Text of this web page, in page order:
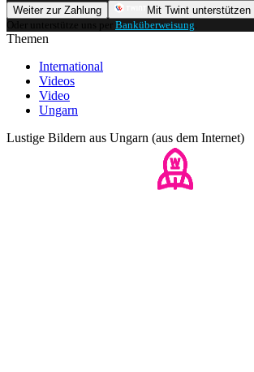
Weiter zur Zahlung
Mit Twint unterstützen
Oder unterstütze uns per Banküberweisung
Themen
International
Videos
Video
Ungarn
Lustige Bildern aus Ungarn (aus dem Internet)